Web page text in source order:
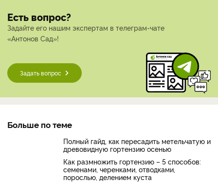
Есть вопрос?
Задайте его нашим экспертам в телеграм-чате
«Антонов Сад»!
Задать вопрос
Больше по теме
Полный гайд, как пересадить метельчатую и
древовидную гортензию осенью
Как размножить гортензию – 5 способов:
семенами, черенками, отводками,
порослью, делением куста